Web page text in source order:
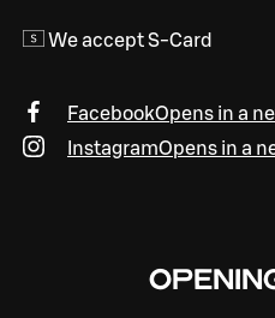
We accept S-Card
FacebookOpens in a
InstagramOpens in a